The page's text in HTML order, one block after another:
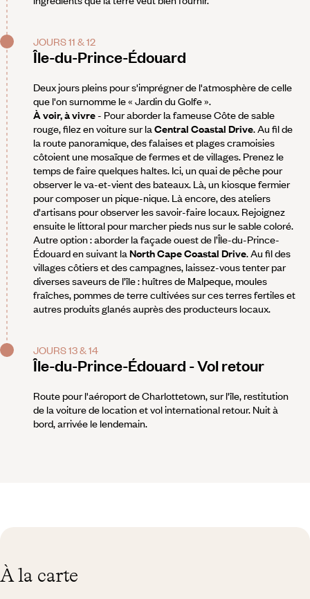
JOURS 11 & 12
Île-du-Prince-Édouard
Deux jours pleins pour s'imprégner de l'atmosphère de celle
que l'on surnomme le « Jardin du Golfe ».
À voir, à vivre- Pour aborder la fameuse Côte de sable
rouge, filez en voiture sur la Central Coastal Drive. Au fil de
la route panoramique, des falaises et plages cramoisies
côtoient une mosaïque de fermes et de villages. Prenez le
temps de faire quelques haltes. Ici, un quai de pêche pour
observer le va-et-vient des bateaux. Là, un kiosque fermier
pour composer un pique-nique. Là encore, des ateliers
d'artisans pour observer les savoir-faire locaux. Rejoignez
ensuite le littoral pour marcher pieds nus sur le sable coloré.
Autre option : aborder la façade ouest de l’Île-du-Prince-
Édouard en suivant la North Cape Coastal Drive. Au fil des
villages côtiers et des campagnes, laissez-vous tenter par
diverses saveurs de l’île : huîtres de Malpeque, moules
fraîches, pommes de terre cultivées sur ces terres fertiles et
autres produits glanés auprès des producteurs locaux.
JOURS 13 & 14
Île-du-Prince-Édouard - Vol retour
Route pour l'aéroport de Charlottetown, sur l'île, restitution
de la voiture de location et vol international retour. Nuit à
bord, arrivée le lendemain.
À la carte